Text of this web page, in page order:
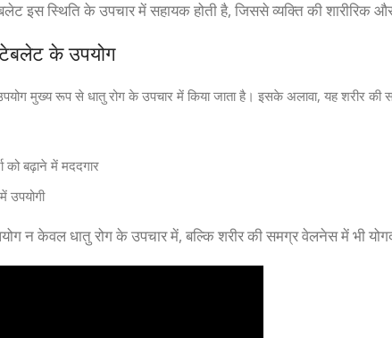
इस स्थिति के उपचार में सहायक होती है, जिससे व्यक्ति की शारीरिक
टेबलेट के उपयोग
मुख्य रूप से धातु रोग के उपचार में किया जाता है। इसके अलावा, यह शरीर की
बढ़ाने में मददगार
उपयोगी
न केवल धातु रोग के उपचार में, बल्कि शरीर की समग्र वेलनेस में भी